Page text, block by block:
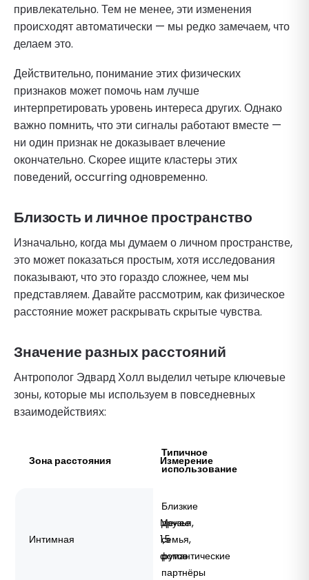
привлекательно. Тем не менее, эти изменения
происходят автоматически — мы редко замечаем, что
делаем это.
Действительно, понимание этих физических
признаков может помочь нам лучше
интерпретировать уровень интереса других. Однако
важно помнить, что эти сигналы работают вместе —
ни один признак не доказывает влечение
окончательно. Скорее ищите кластеры этих
поведений, occurring одновременно.
Близость и личное пространство
Изначально, когда мы думаем о личном пространстве,
это может показаться простым, хотя исследования
показывают, что это гораздо сложнее, чем мы
представляем. Давайте рассмотрим, как физическое
расстояние может раскрывать скрытые чувства.
Значение разных расстояний
Антрополог Эдвард Холл выделил четыре ключевые
зоны, которые мы используем в повседневных
взаимодействиях:
Зона расстояния Измерение
Типичное
использование
Интимная
Менее
1,5
футов
Близкие
друзья,
семья,
романтические
партнёры